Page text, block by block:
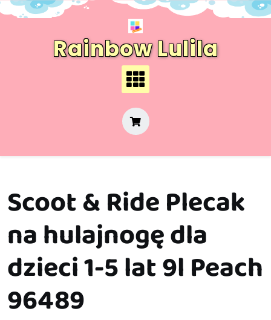
Skip
Rainbow Lulila
Scoot & Ride Plecak
na hulajnogę dla
dzieci 1-5 lat 9l Peach
96489